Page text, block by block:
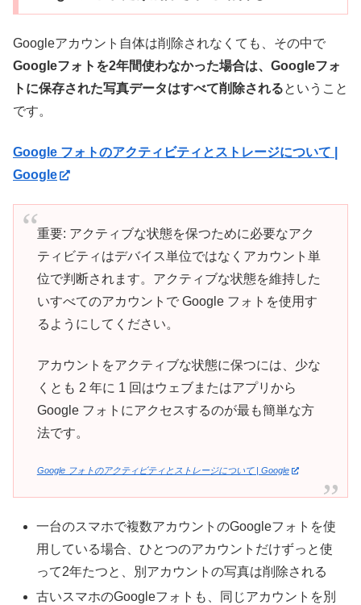
Googleアカウント自体は削除されなくても、その中で
Googleフォトを2年間使わなかった場合は、Googleフォ
トに保存された写真データはすべて削除されるということ
です。
Google フォトのアクティビティとストレージについて |
Google
重要: アクティブな状態を保つために必要なアク
ティビティはデバイス単位ではなくアカウント単
位で判断されます。アクティブな状態を維持した
いすべてのアカウントで Google フォトを使用す
るようにしてください。
アカウントをアクティブな状態に保つには、少な
くとも 2 年に 1 回はウェブまたはアプリから
Google フォトにアクセスするのが最も簡単な方
法です。
Google フォトのアクティビティとストレージについて | Google
一台のスマホで複数アカウントのGoogleフォトを使
用している場合、ひとつのアカウントだけずっと使
って2年たつと、別アカウントの写真は削除される
古いスマホのGoogleフォトも、同じアカウントを別